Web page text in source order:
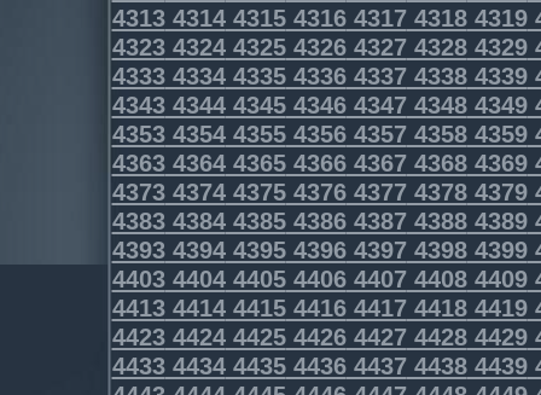
4313431443154316431743184319
4323432443254326432743284329
4333433443354336433743384339
4343434443454346434743484349
4353435443554356435743584359
4363436443654366436743684369
4373437443754376437743784379
4383438443854386438743884389
4393439443954396439743984399
4403440444054406440744084409
4413441444154416441744184419
4423442444254426442744284429
4433443444354436443744384439